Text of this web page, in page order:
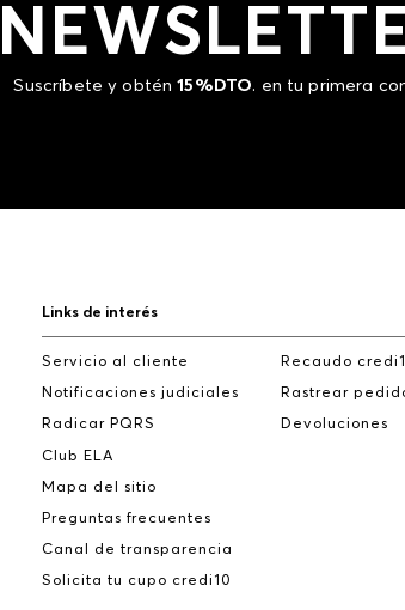
Suscríbete y obtén15%DTO. en tu primera
Links de interés
Servicio al cliente
Notificaciones judiciales
Radicar PQRS
Club ELA
Mapa del sitio
Preguntas frecuentes
Canal de transparencia
Solicita tu cupo credi10
Recaudo
Rastrear
Devoluciones